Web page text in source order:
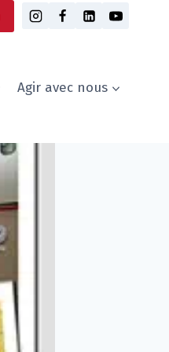
Agir avec nous